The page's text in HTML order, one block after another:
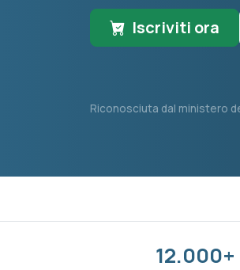
Iscriviti ora
Riconosciuta dal ministero
12.000+